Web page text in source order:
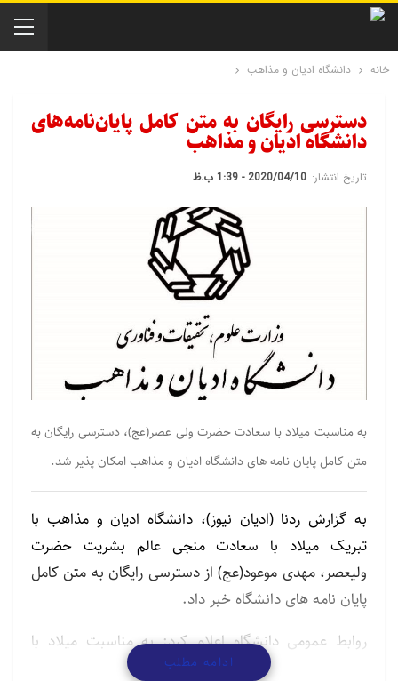
خانه دانشگاه ادیان و مذاهب
دسترسی رایگان به متن کامل پایان‌نامه‌های
دانشگاه ادیان و مذاهب
تاریخ انتشار: 2020/04/10 - 1:39 ب.ظ
به مناسبت میلاد با سعادت حضرت ولی عصر(عج)، دسترسی رایگان به
متن کامل پایان نامه های دانشگاه ادیان و مذاهب امکان پذیر شد.
به گزارش ردنا (ادیان نیوز)، دانشگاه ادیان و مذاهب با
تبریک میلاد با سعادت منجی عالم بشریت حضرت
ولیعصر، مهدی موعود(عج) از دسترسی رایگان به متن کامل
پایان نامه های دانشگاه خبر داد.
روابط عمومی دانشگاه اعلام کرد: به مناسبت میلاد با
سعادت حضرت ولی عصر(عج)، دسترسی رایگان به متن
ادامه مطلب